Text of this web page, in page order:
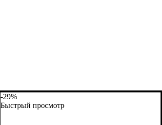
-29%
Быстрый просмотр